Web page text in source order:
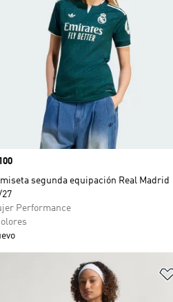
segunda equipación Real Madrid
27
Performance
a la lista de deseos